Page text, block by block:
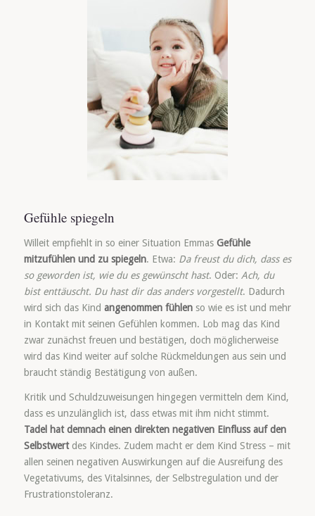
Gefühle spiegeln
Willeit empfiehlt in so einer Situation Emmas Gefühle
mitzufühlen und zu spiegeln. Etwa: Da freust du dich, dass es
so geworden ist, wie du es gewünscht hast. Oder: Ach, du
bist enttäuscht. Du hast dir das anders vorgestellt. Dadurch
wird sich das Kind angenommen fühlenso wie es ist und mehr
in Kontakt mit seinen Gefühlen kommen. Lob mag das Kind
zwar zunächst freuen und bestätigen, doch möglicherweise
wird das Kind weiter auf solche Rückmeldungen aus sein und
braucht ständig Bestätigung von außen.
Kritik und Schuldzuweisungen hingegen vermitteln dem Kind,
dass es unzulänglich ist, dass etwas mit ihm nicht stimmt.
Tadel hat demnach einen direkten negativen Einfluss auf den
Selbstwertdes Kindes. Zudem macht er dem Kind Stress – mit
allen seinen negativen Auswirkungen auf die Ausreifung des
Vegetativums, des Vitalsinnes, der Selbstregulation und der
Frustrationstoleranz.